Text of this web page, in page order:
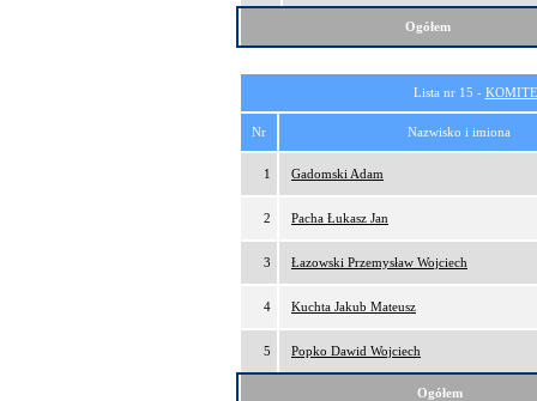
Ogółem
Lista nr 15 -
Nr Nazwisko i imiona
1 Gadomski Adam
2 Pacha Łukasz Jan
3 Łazowski Przemysław Wojciech
4 Kuchta Jakub Mateusz
5 Popko Dawid Wojciech
Ogółem